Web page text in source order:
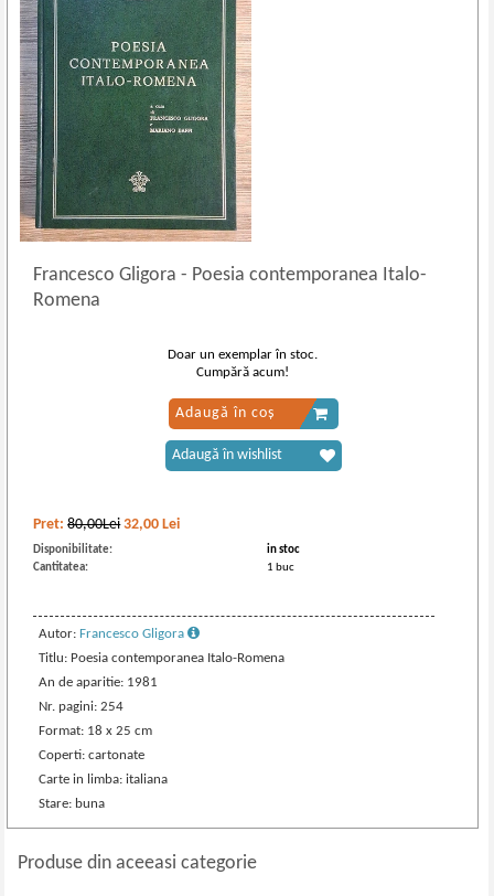
Francesco Gligora- Poesia contemporanea Italo-
Romena
Pret:80,00Lei 32,00 Lei
Disponibilitate:
in stoc
Cantitatea:
1 buc
Autor:Francesco Gligora
Titlu: Poesia contemporanea Italo-Romena
An de aparitie: 1981
Nr. pagini: 254
Format: 18 x 25 cm
Coperti: cartonate
Carte in limba: italiana
Stare: buna
Doar un exemplar în stoc.
Cumpără acum!
Adaugă în coș
Adaugă în wishlist
Produse din aceeasi categorie